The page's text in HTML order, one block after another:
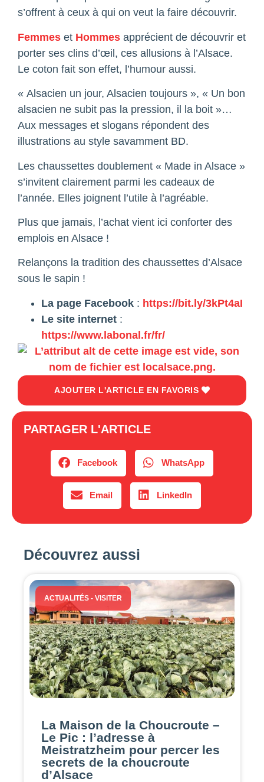
s’offrent à ceux à qui on veut la faire découvrir.
Femmes et Hommes apprécient de découvrir et
porter ses clins d’œil, ces allusions à l’Alsace.
Le coton fait son effet, l’humour aussi.
« Alsacien un jour, Alsacien toujours », « Un bon
alsacien ne subit pas la pression, il la boit »…
Aux messages et slogans répondent des
illustrations au style savamment BD.
Les chaussettes doublement « Made in Alsace »
s’invitent clairement parmi les cadeaux de
l’année. Elles joignent l’utile à l’agréable.
Plus que jamais, l’achat vient ici conforter des
emplois en Alsace !
Relançons la tradition des chaussettes d’Alsace
sous le sapin !
La page Facebook : https://bit.ly/3kPt4aI
Le site internet :
https://www.labonal.fr/fr/
AJOUTER L'ARTICLE EN FAVORIS
PARTAGER L'ARTICLE
Facebook WhatsApp
Email LinkedIn
Découvrez aussi
ACTUALITÉS - VISITER
La Maison de la Choucroute –
Le Pic : l’adresse à
Meistratzheim pour percer les
secrets de la choucroute
d’Alsace